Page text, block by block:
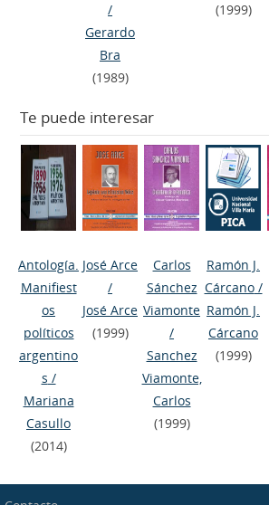
/
Gerardo
Bra
(1989)
(1999)
Te puede interesar
Antología.
Manifiest
os
políticos
argentino
s /
Mariana
Casullo
(2014)
José Arce
/
José Arce
(1999)
Carlos
Sánchez
Viamonte
/
Sanchez
Viamonte,
Carlos
(1999)
Ramón J.
Cárcano/
Ramón J.
Cárcano
(1999)